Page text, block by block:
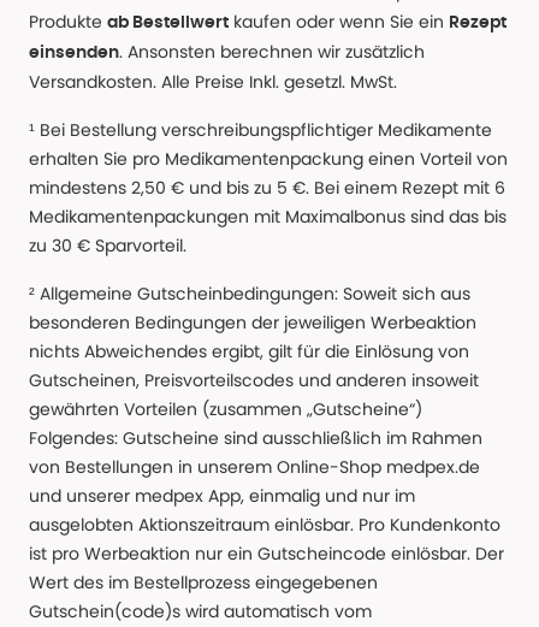
Produkte ab Bestellwert kaufen oder wenn Sie ein Rezept
einsenden. Ansonsten berechnen wir zusätzlich
Versandkosten. Alle Preise Inkl. gesetzl. MwSt.
¹ Bei Bestellung verschreibungspflichtiger Medikamente
erhalten Sie pro Medikamentenpackung einen Vorteil von
mindestens 2,50 € und bis zu 5 €. Bei einem Rezept mit 6
Medikamentenpackungen mit Maximalbonus sind das bis
zu 30 € Sparvorteil.
² Allgemeine Gutscheinbedingungen: Soweit sich aus
besonderen Bedingungen der jeweiligen Werbeaktion
nichts Abweichendes ergibt, gilt für die Einlösung von
Gutscheinen, Preisvorteilscodes und anderen insoweit
gewährten Vorteilen (zusammen „Gutscheine“)
Folgendes: Gutscheine sind ausschließlich im Rahmen
von Bestellungen in unserem Online-Shop medpex.de
und unserer medpex App, einmalig und nur im
ausgelobten Aktionszeitraum einlösbar. Pro Kundenkonto
ist pro Werbeaktion nur ein Gutscheincode einlösbar. Der
Wert des im Bestellprozess eingegebenen
Gutschein(code)s wird automatisch vom